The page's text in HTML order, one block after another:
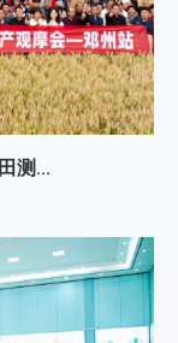
测...